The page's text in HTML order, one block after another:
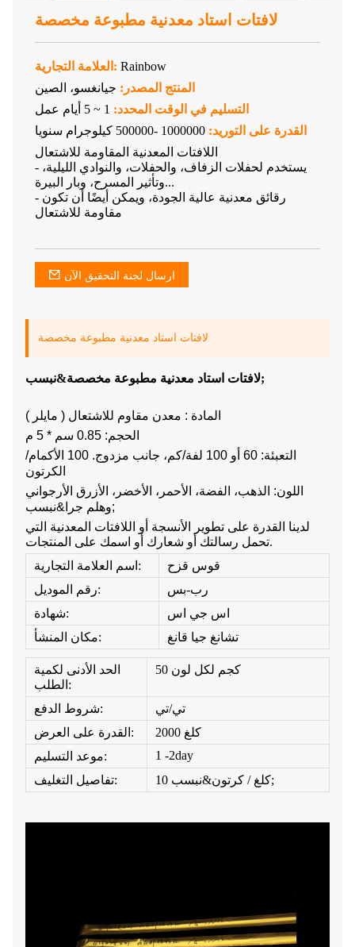
لافتات استاد معدنية مطبوعة مخصصة
العلامة التجارية: Rainbow
المنتج المصدر: جيانغسو، الصين
التسليم في الوقت المحدد: 1 ~ 5 أيام عمل
القدرة على التوريد: 1000000 -500000 كيلوجرام سنويا
اللافتات المعدنية المقاومة للاشتعال
- يستخدم لحفلات الزفاف، والحفلات، والنوادي الليلية،
وتأثير المسرح، وبار البيرة...
- رقائق معدنية عالية الجودة، ويمكن أيضًا أن تكون
مقاومة للاشتعال
ارسال لجنة التحقيق الآن
لافتات استاد معدنية مطبوعة مخصصة
لافتات استاد معدنية مطبوعة مخصصة&نبسب;
المادة : معدن مقاوم للاشتعال ( مايلر )
الحجم: 0.85 سم * 5 م
التعبئة: 60 أو 100 لفة/كم، جانب مزدوج. 100 الأكمام/
الكرتون
اللون: الذهب، الفضة، الأحمر، الأخضر، الأزرق الأرجواني
وهلم جرا&نبسب;
لدينا القدرة على تطوير الأنسجة أو اللافتات المعدنية التي
تحمل رسالتك أو شعارك أو اسمك على المنتجات.
اسم العلامة التجارية:
قوس قزح
رقم الموديل:
رب-بس
شهادة:
اس جي اس
مكان المنشأ:
تشانغ جيا قانغ
الحد الأدنى لكمية
الطلب:
50 كجم لكل لون
شروط الدفع:
تي/تي
القدرة على العرض:
2000 كلغ
موعد التسليم:
1 -2day
تفاصيل التغليف:
10 كلغ / كرتون&نبسب;